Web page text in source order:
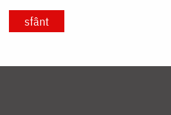
sfânt